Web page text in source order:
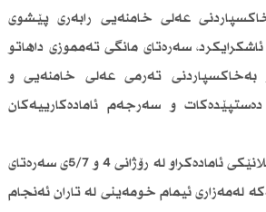
عەلی خامنەیی رابەری پێشوی
سەرەتای مانگی تەمموزی داهاتو
و بەخاكسپاردنی تەرمی عەلی خامنەیی و
دەستپێدەكات و سەرجەم ئامادەكارییەكان
ئاماژەشیكردوە، بەپێی پلانێكی ئامادەكراو لە رۆژانی 4 و 5/7ی سەرەتای
لەمەزاری ئیمام خومەینی لە تاران ئەنجام